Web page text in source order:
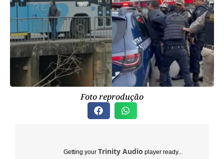
Foto reprodução
Getting your Trinity Audio player ready...